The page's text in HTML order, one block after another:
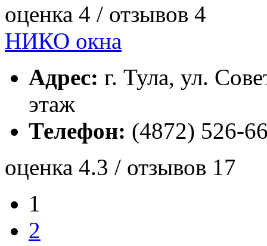
оценка 4 / отзывов 4
НИКО окна
Адрес: г. Тула, ул.
этаж
Телефон: (4872) 526-
оценка 4.3 / отзывов 17
1
2